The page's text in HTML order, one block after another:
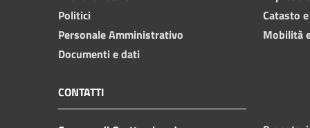
Politici
Personale Amministrativo
Documenti e dati
Catasto
Mobilità
CONTATTI